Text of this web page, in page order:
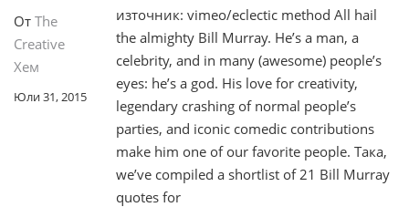
От The
Creative
Хем
Юли 31, 2015
източник: vimeo/eclectic method All hail
the almighty Bill Murray. He’s a man, a
celebrity, and in many (awesome) people’s
eyes: he’s a god. His love for creativity,
legendary crashing of normal people’s
parties, and iconic comedic contributions
make him one of our favorite people. Така,
we’ve compiled a shortlist of 21 Bill Murray
quotes for